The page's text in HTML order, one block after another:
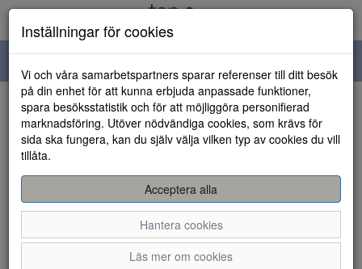
navigation
HEM
Inställningar för cookies
Vi och våra samarbetspartners sparar referenser till ditt besök
på din enhet för att kunna erbjuda anpassade funktioner,
spara besöksstatistik och för att möjliggöra personifierad
marknadsföring. Utöver nödvändiga cookies, som krävs för
sida ska fungera, kan du själv välja vilken typ av cookies du vill
tillåta.
Acceptera alla
Hantera cookies
Läs mer om cookies